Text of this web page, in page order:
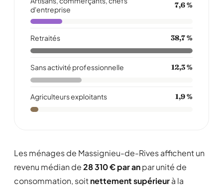
d'entreprise
7,6 %
Retraités 38,7 %
Sans activité professionnelle 12,3 %
Agriculteurs exploitants 1,9 %
Les ménages de Massignieu-de-Rives affichent un
revenu médian de28 310 € par anpar unité de
consommation, soitnettement supérieurà la